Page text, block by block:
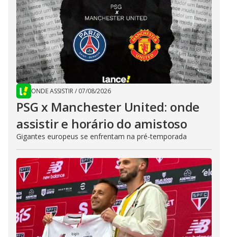
ONDE ASSISTIR/ 07/08/2026
PSG x Manchester United: onde
assistir e horário do amistoso
Gigantes europeus se enfrentam na pré-temporada